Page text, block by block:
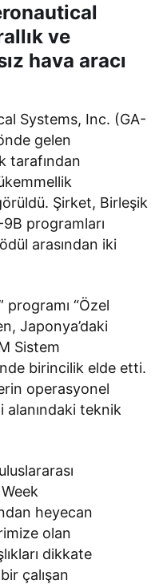
ve
hava aracı
Systems, Inc. (GA-
gelen
tarafından
Şirket, Birleşik
9B programları
arasından iki
programı “Özel
Japonya’daki
Sistem
birincilik elde etti.
operasyonel
alanındaki teknik
heyecan
olan
dikkate
çalışan